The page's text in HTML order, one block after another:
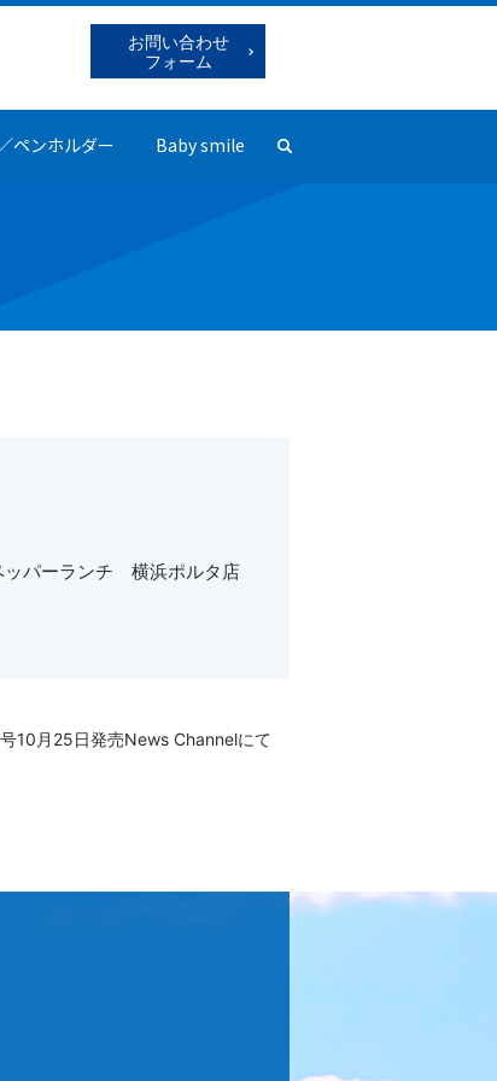
お問い合わせ
フォーム
ペンホルダー Baby smile search
ッパーランチ 横浜ポルタ店
10月25日発売News Channelにて